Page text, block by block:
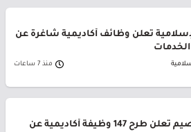
تعلن وظائف أكاديمية شاغرة عن
منذ 7 ساعات
جامعة القصيم تعلن طرح 147 وظيفة أكاديمية عن